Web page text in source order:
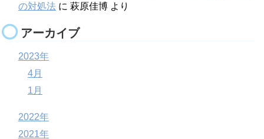
の対処法 に 萩原佳博 より
アーカイブ
2023年
4月
1月
2022年
2021年